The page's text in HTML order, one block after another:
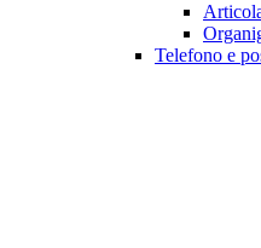
Telefono e